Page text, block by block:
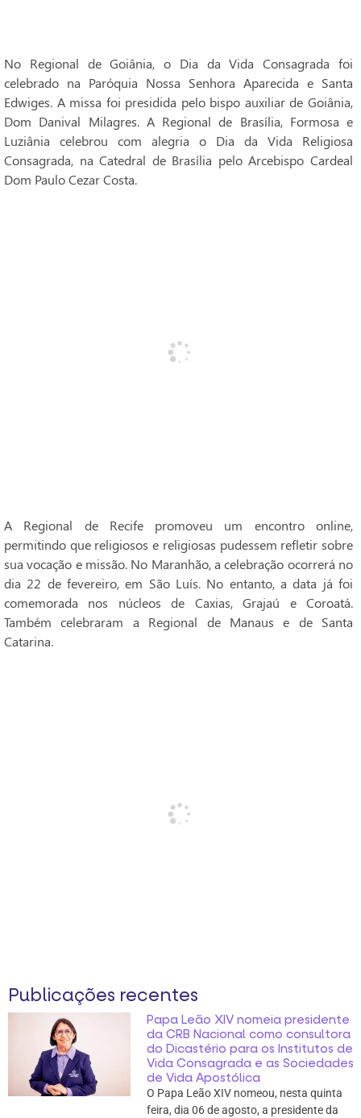
No Regional de Goiânia, o Dia da Vida Consagrada foi
celebrado na Paróquia Nossa Senhora Aparecida e Santa
Edwiges. A missa foi presidida pelo bispo auxiliar de Goiânia,
Dom Danival Milagres. A Regional de Brasília, Formosa e
Luziânia celebrou com alegria o Dia da Vida Religiosa
Consagrada, na Catedral de Brasília pelo Arcebispo Cardeal
Dom Paulo Cezar Costa.
A Regional de Recife promoveu um encontro online,
permitindo que religiosos e religiosas pudessem refletir sobre
sua vocação e missão. No Maranhão, a celebração ocorrerá no
dia 22 de fevereiro, em São Luís. No entanto, a data já foi
comemorada nos núcleos de Caxias, Grajaú e Coroatá.
Também celebraram a Regional de Manaus e de Santa
Catarina.
Publicações recentes
Papa Leão XIV nomeia presidente
da CRB Nacional como consultora
do Dicastério para os Institutos de
Vida Consagrada e as Sociedades
de Vida Apostólica
O Papa Leão XIV nomeou, nesta quinta
feira, dia 06 de agosto, a presidente da